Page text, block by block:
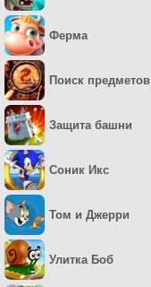
Ферма
Поиск предметов
Защита башни
Соник Икс
Том и Джерри
Улитка Боб